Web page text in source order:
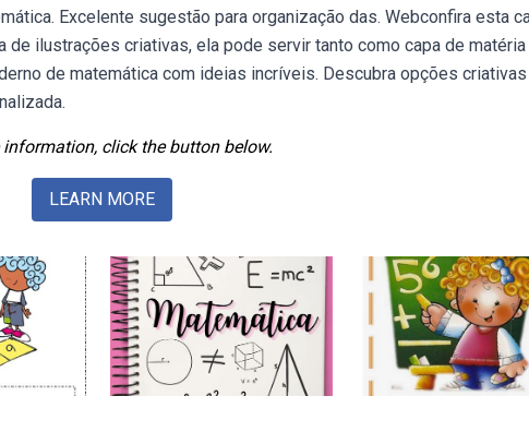
Excelente sugestão para organização das. Webconfira esta
de ilustrações criativas, ela pode servir tanto como capa de matéria
de matemática com ideias incríveis. Descubra opções
information, click the button below.
LEARN MORE